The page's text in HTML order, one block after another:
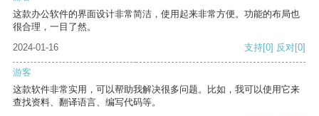
这款办公软件的界面设计非常简洁，使用起来非常方便。功能的布局也
很合理，一目了然。
2024-01-16
支持[0] 反对[0]
游客
这款软件非常实用，可以帮助我解决很多问题。比如，我可以使用它来
查找资料、翻译语言、编写代码等。